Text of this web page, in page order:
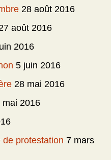
28 août 2016
août 2016
2016
5 juin 2016
28 mai 2016
mai 2016
protestation 7 mars